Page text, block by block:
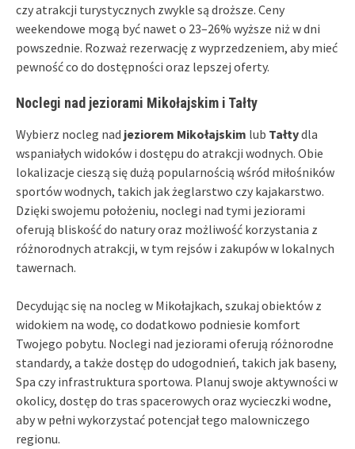
czy atrakcji turystycznych zwykle są droższe. Ceny
weekendowe mogą być nawet o 23–26% wyższe niż w dni
powszednie. Rozważ rezerwację z wyprzedzeniem, aby mieć
pewność co do dostępności oraz lepszej oferty.
Noclegi nad jeziorami Mikołajskim i Tałty
Wybierz nocleg nad jeziorem Mikołajskim lub Tałtydla
wspaniałych widoków i dostępu do atrakcji wodnych. Obie
lokalizacje cieszą się dużą popularnością wśród miłośników
sportów wodnych, takich jak żeglarstwo czy kajakarstwo.
Dzięki swojemu położeniu, noclegi nad tymi jeziorami
oferują bliskość do natury oraz możliwość korzystania z
różnorodnych atrakcji, w tym rejsów i zakupów w lokalnych
tawernach.
Decydując się na nocleg w Mikołajkach, szukaj obiektów z
widokiem na wodę, co dodatkowo podniesie komfort
Twojego pobytu. Noclegi nad jeziorami oferują różnorodne
standardy, a także dostęp do udogodnień, takich jak baseny,
Spa czy infrastruktura sportowa. Planuj swoje aktywności w
okolicy, dostęp do tras spacerowych oraz wycieczki wodne,
aby w pełni wykorzystać potencjał tego malowniczego
regionu.